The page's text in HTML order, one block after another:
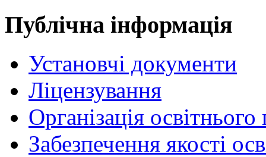
Публічна інформація
Установчі документи
Ліцензування
Організація
Забезпечення якості